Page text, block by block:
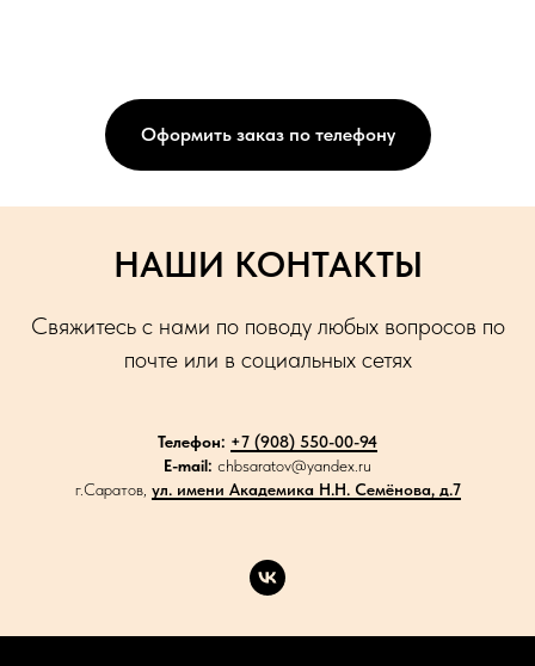
Оформить заказ по телефону
НАШИ КОНТАКТЫ
Свяжитесь с нами по поводу любых вопросов по
почте или в социальных сетях
Телефон: +7 (908) 550-00-94
E-mail: chbsaratov@yandex.ru
г.Саратов, ул. имени Академика Н.Н. Семёнова, д.7